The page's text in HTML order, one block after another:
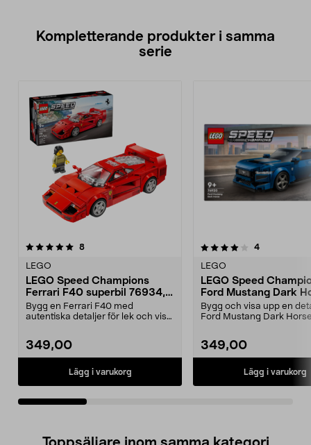
Kompletterande produkter i samma
serie
8recensioner
LEGO
LEGO Speed Champions
Ferrari F40 superbil 76934,
från 9 år
Bygg en Ferrari F40 med
autentiska detaljer för lek och visa
349,00
Lägg i varukorg
4.0av 5 stjärnor 4recensioner
LEGO
LEGO Speed
Ford Mustang Dark
76920, 9 år
Bygg och visa upp en
Ford Mustang Dark
349,00
Lägg i varukorg
4.5av 5 stjärnor